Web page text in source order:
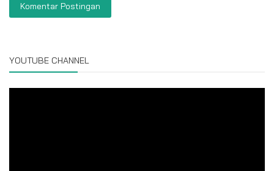
Komentar Postingan
YOUTUBE CHANNEL